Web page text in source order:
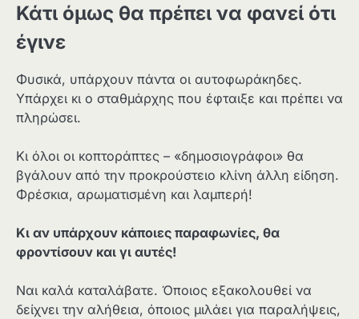
Κάτι όμως θα πρέπει να φανεί ότι
έγινε
Φυσικά, υπάρχουν πάντα οι αυτοφωράκηδες.
Υπάρχει κι ο σταθμάρχης που έφταιξε και πρέπει να
πληρώσει.
Κι όλοι οι κοπτοράπτες – «δημοσιογράφοι» θα
βγάλουν από την προκρούστειο κλίνη άλλη είδηση.
Φρέσκια, αρωματισμένη και λαμπερή!
Κι αν υπάρχουν κάποιες παραφωνίες, θα
φροντίσουν και γι αυτές!
Ναι καλά καταλάβατε. Όποιος εξακολουθεί να
δείχνει την αλήθεια, όποιος μιλάει για παραλήψεις,